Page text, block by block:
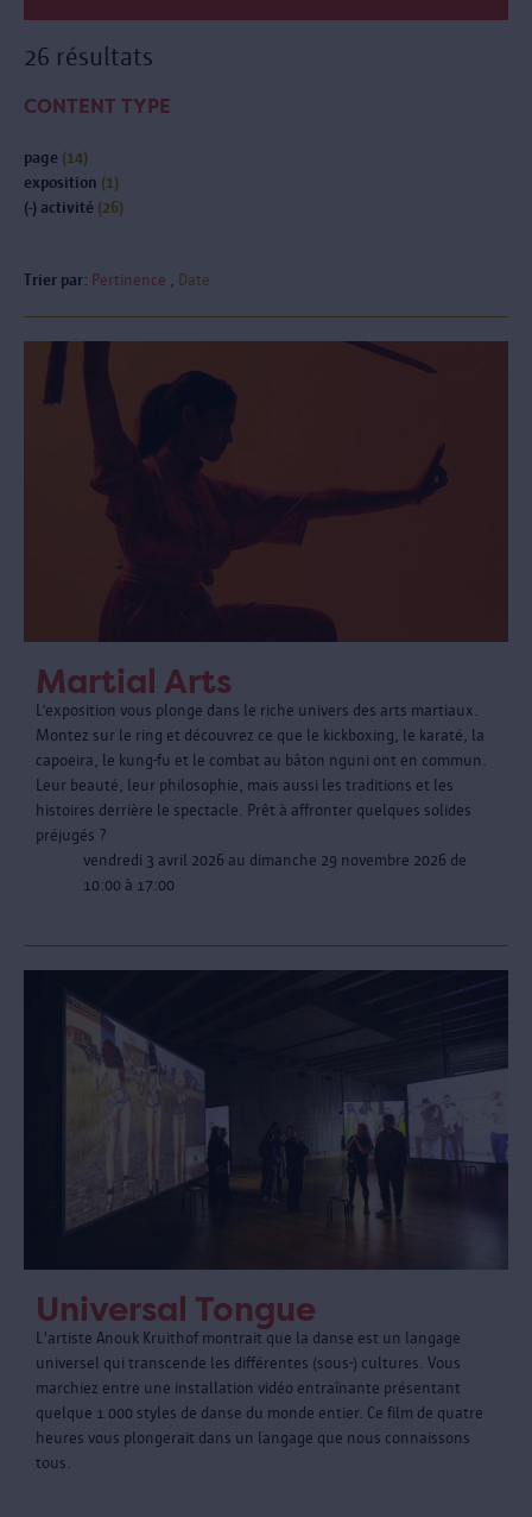
26 résultats
CONTENT TYPE
page (14)
exposition (1)
(-) activité (26)
Trier par: Pertinence Date
Martial Arts
L’exposition vous plonge dans le riche univers des arts martiaux.
Montez sur le ring et découvrez ce que le kickboxing, le karaté, la
capoeira, le kung-fu et le combat au bâton nguni ont en commun.
Leur beauté, leur philosophie, mais aussi les traditions et les
histoires derrière le spectacle. Prêt à affronter quelques solides
préjugés ?
vendredi 3 avril 2026 au dimanche 29 novembre 2026 de
10:00 à 17:00
Universal Tongue
L'artiste Anouk Kruithof montrait que la danse est un langage
universel qui transcende les différentes (sous-) cultures. Vous
marchiez entre une installation vidéo entraînante présentant
quelque 1 000 styles de danse du monde entier. Ce film de quatre
heures vous plongerait dans un langage que nous connaissons
tous.